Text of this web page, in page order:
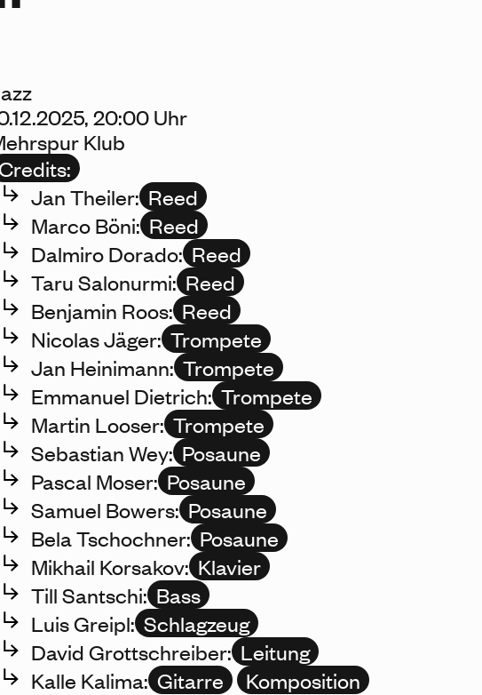
20:00 Uhr
Klub
Jan Theiler: Reed
Marco Böni: Reed
Dalmiro Dorado: Reed
Taru Salonurmi: Reed
Benjamin Roos: Reed
Nicolas Jäger: Trompete
Jan Heinimann: Trompete
Emmanuel Dietrich: Trompete
Martin Looser: Trompete
Sebastian Wey: Posaune
Pascal Moser: Posaune
Samuel Bowers: Posaune
Bela Tschochner: Posaune
Mikhail Korsakov: Klavier
Till Santschi: Bass
Luis Greipl: Schlagzeug
David Grottschreiber: Leitung
Kalle Kalima: Gitarre
Komposition